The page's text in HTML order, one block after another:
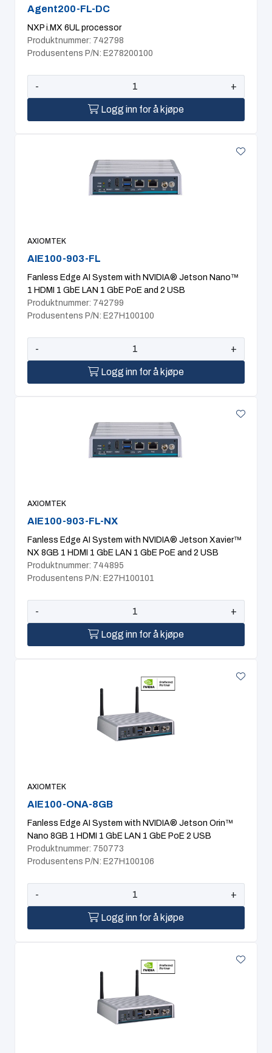
Agent200-FL-DC
NXP i.MX 6UL processor
Produktnummer: 742798
Produsentens P/N: E278200100
- +
Logg inn for å kjøpe
AXIOMTEK
AIE100-903-FL
Fanless Edge AI System with NVIDIA® Jetson Nano™
1 HDMI 1 GbE LAN 1 GbE PoE and 2 USB
Produktnummer: 742799
Produsentens P/N: E27H100100
- +
Logg inn for å kjøpe
AXIOMTEK
AIE100-903-FL-NX
Fanless Edge AI System with NVIDIA® Jetson Xavier™
NX 8GB 1 HDMI 1 GbE LAN 1 GbE PoE and 2 USB
Produktnummer: 744895
Produsentens P/N: E27H100101
- +
Logg inn for å kjøpe
AXIOMTEK
AIE100-ONA-8GB
Fanless Edge AI System with NVIDIA® Jetson Orin™
Nano 8GB 1 HDMI 1 GbE LAN 1 GbE PoE 2 USB
Produktnummer: 750773
Produsentens P/N: E27H100106
- +
Logg inn for å kjøpe